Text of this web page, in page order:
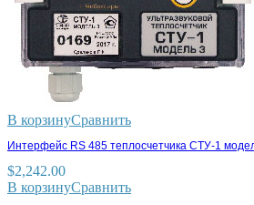
В корзинуСравнить
Интерфейс RS 485 теплосчетчика СТУ-1
$2,242.00
В корзинуСравнить